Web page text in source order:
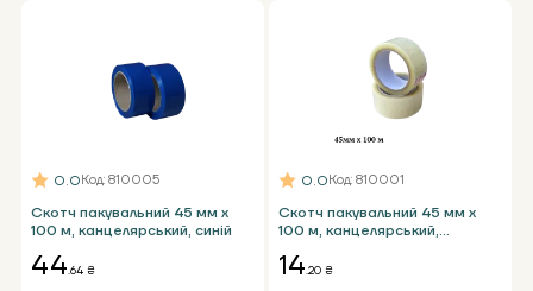
Скотч пакувальний 45 мм x
100 м, канцелярський, синій
0.0Код: 810005
44.64 ₴
Скотч пакувальний 45 мм x
100 м, канцелярський,
0.0Код: 810001
14.20 ₴